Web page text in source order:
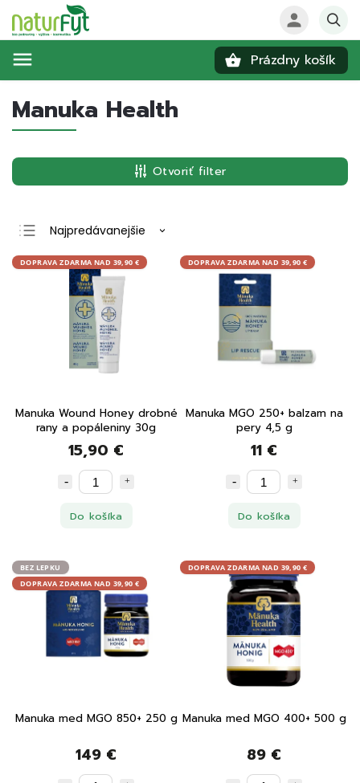
Prázdny košík
Manuka Health
Otvoriť filter
Najpredávanejšie
Najlacnejšie
Najdrahšie
Abecedne
DOPRAVA ZDARMA NAD 39,90 €
Manuka Wound Honey drobné
rany a popáleniny 30g
15,90 €
Do košíka
DOPRAVA ZDARMA NAD 39,90 €
Manuka MGO 250+ balzam na
pery 4,5 g
11 €
Do košíka
BEZ LEPKU
DOPRAVA ZDARMA NAD 39,90 €
Manuka med MGO 850+ 250 g
149 €
DOPRAVA ZDARMA NAD 39,90 €
Manuka med MGO 400+ 500 g
89 €